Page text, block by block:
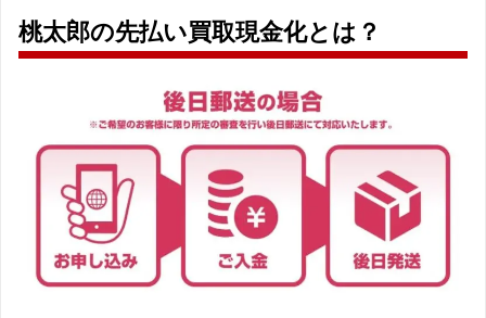
桃太郎の先払い買取現金化とは？